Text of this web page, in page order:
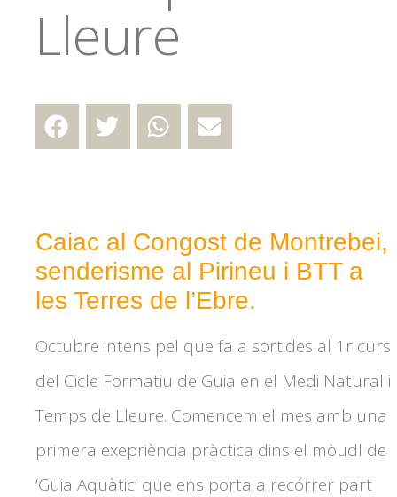
Lleure
Caiac al Congost de Montrebei,
senderisme al Pirineu i BTT a
les Terres de l’Ebre.
Octubre intens pel que fa a sortides al 1r curs
del Cicle Formatiu de Guia en el Medi Natural i
Temps de Lleure. Comencem el mes amb una
primera exepriència pràctica dins el mòudl de
‘Guia Aquàtic’ que ens porta a recórrer part